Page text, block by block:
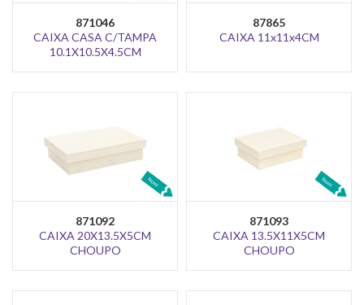
871046
CAIXA CASA C/TAMPA
10.1X10.5X4.5CM
87865
CAIXA 11x11x4CM
871092
CAIXA 20X13.5X5CM
CHOUPO
871093
CAIXA 13.5X11X5CM
CHOUPO